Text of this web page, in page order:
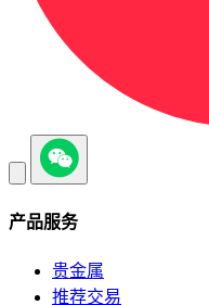
产品服务
贵金属
推荐交易